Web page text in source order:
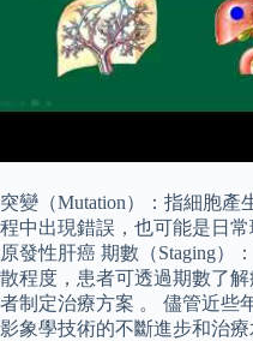
突變（Mutation）：指細胞產
程中出現錯誤，也可能是日
原發性肝癌 期數（Staging）
散程度，患者可透過期數了
者制定治療方案 。 儘管近些
影象學技術的不斷進步和治